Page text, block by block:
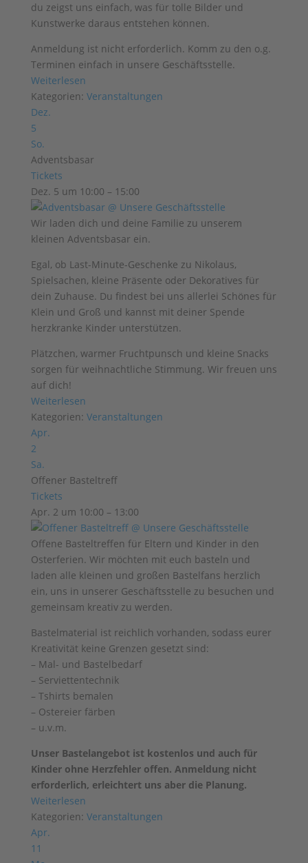
du zeigst uns einfach, was für tolle Bilder und
Kunstwerke daraus entstehen können.
Anmeldung ist nicht erforderlich. Komm zu den o.g.
Terminen einfach in unsere Geschäftsstelle.
Weiterlesen
Kategorien: Veranstaltungen
Dez.
5
So.
Adventsbasar
Tickets
Dez. 5 um 10:00 – 15:00
Wir laden dich und deine Familie zu unserem
kleinen Adventsbasar ein.
Egal, ob Last-Minute-Geschenke zu Nikolaus,
Spielsachen, kleine Präsente oder Dekoratives für
dein Zuhause. Du findest bei uns allerlei Schönes für
Klein und Groß und kannst mit deiner Spende
herzkranke Kinder unterstützen.
Plätzchen, warmer Fruchtpunsch und kleine Snacks
sorgen für weihnachtliche Stimmung. Wir freuen uns
auf dich!
Weiterlesen
Kategorien: Veranstaltungen
Apr.
2
Sa.
Offener Basteltreff
Tickets
Apr. 2 um 10:00 – 13:00
Offene Basteltreffen für Eltern und Kinder in den
Osterferien. Wir möchten mit euch basteln und
laden alle kleinen und großen Bastelfans herzlich
ein, uns in unserer Geschäftsstelle zu besuchen und
gemeinsam kreativ zu werden.
Bastelmaterial ist reichlich vorhanden, sodass eurer
Kreativität keine Grenzen gesetzt sind:
– Mal- und Bastelbedarf
– Serviettentechnik
– Tshirts bemalen
– Ostereier färben
– u.v.m.
Unser Bastelangebot ist kostenlos und auch für
Kinder ohne Herzfehler offen. Anmeldung nicht
erforderlich, erleichtert uns aber die Planung.
Weiterlesen
Kategorien: Veranstaltungen
Apr.
11